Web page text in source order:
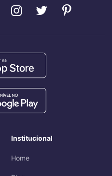
Institucional
Home